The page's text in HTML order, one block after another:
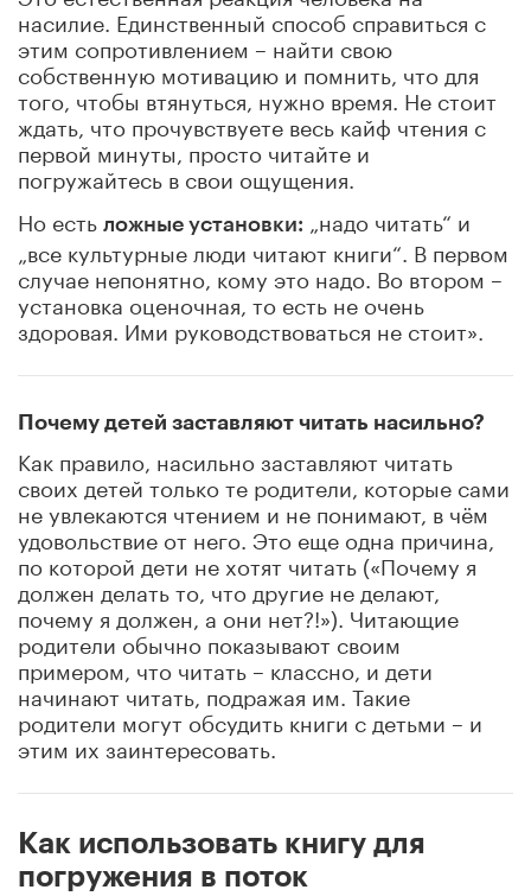
насилие. Единственный способ справиться с
этим сопротивлением – найти свою
собственную мотивацию и помнить, что для
того, чтобы втянуться, нужно время. Не стоит
ждать, что прочувствуете весь кайф чтения с
первой минуты, просто читайте и
погружайтесь в свои ощущения.
Но есть ложные установки:
„надо читать“ и
„все культурные люди читают книги“. В первом
случае непонятно, кому это надо. Во втором –
установка оценочная, то есть не очень
здоровая. Ими руководствоваться не стоит».
Почему детей заставляют читать насильно?
Как правило, насильно заставляют читать
своих детей только те родители, которые сами
не увлекаются чтением и не понимают, в чём
удовольствие от него. Это еще одна причина,
по которой дети не хотят читать («Почему я
должен делать то, что другие не делают,
почему я должен, а они нет?!»). Читающие
родители обычно показывают своим
примером, что читать – классно, и дети
начинают читать, подражая им. Такие
родители могут обсудить книги с детьми – и
этим их заинтересовать.
Как использовать книгу для
погружения в поток